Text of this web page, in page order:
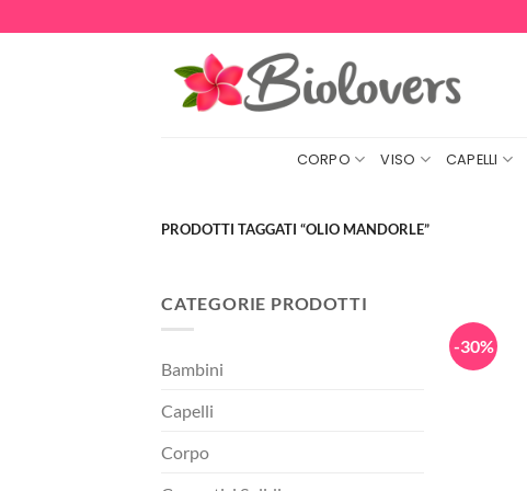
ai
CORPO VISO CAPELLI
PRODOTTI TAGGATI “OLIO MANDORLE”
CATEGORIE PRODOTTI
Bambini
Capelli
Corpo
-30%